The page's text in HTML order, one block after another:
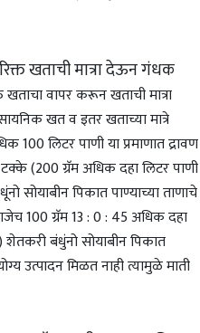
खताची मात्रा देऊन गंधक
वापर करून खताची मात्रा
खत व इतर खताच्या मात्रे
100 लिटर पाणी या प्रमाणात द्रावण
(200 ग्रॅम अधिक दहा लिटर पाणी
सोयाबीन पिकात पाण्याच्या ताणाचे
100 ग्रॅम 13 : 0 : 45 अधिक दहा
शेतकरी बंधुंनो सोयाबीन पिकात
उत्पादन मिळत नाही त्यामुळे माती